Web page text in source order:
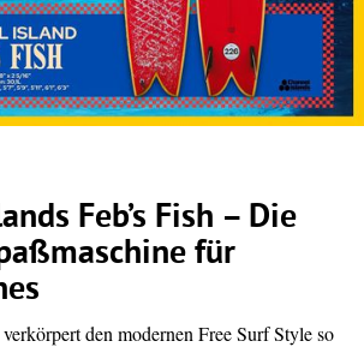
Feb’s Fish – Die
für
den modernen Free Surf Style so